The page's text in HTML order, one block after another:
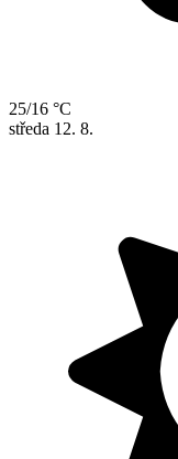
25/16 °C
středa 12. 8.